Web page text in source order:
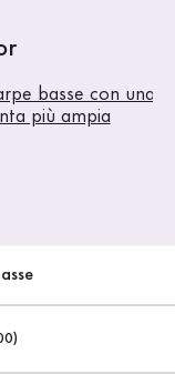
basse con una
più ampia